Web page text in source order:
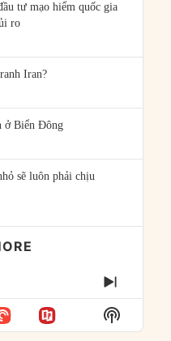
tư mạo hiểm quốc gia
ro
Iran?
ở Biển Đông
sẽ luôn phải chịu
NEXT
Show
Podcast